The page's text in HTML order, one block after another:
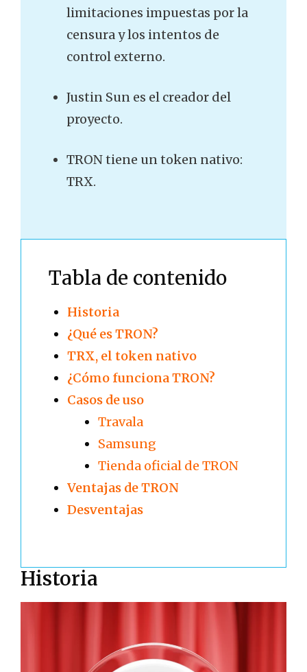
limitaciones impuestas por la
censura y los intentos de
control externo.
Justin Sun es el creador del
proyecto.
TRON tiene un token nativo:
TRX.
Tabla de contenido
Historia
¿Qué es TRON?
TRX, el token nativo
¿Cómo funciona TRON?
Casos de uso
Travala
Samsung
Tienda oficial de TRON
Ventajas de TRON
Desventajas
Historia